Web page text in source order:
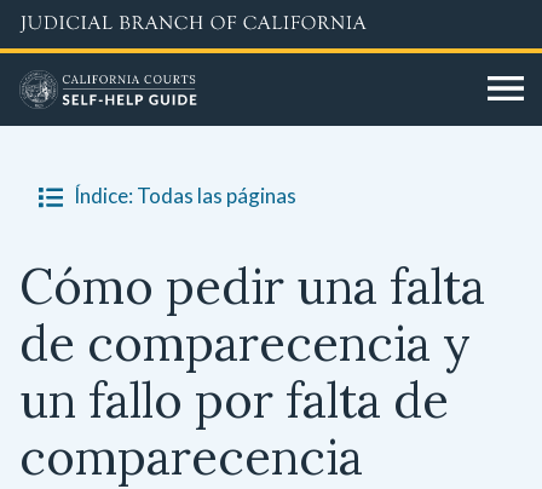
Skip
to
main
content
Índice: Todas las páginas
Cómo pedir una falta
de comparecencia y
un fallo por falta de
comparecencia